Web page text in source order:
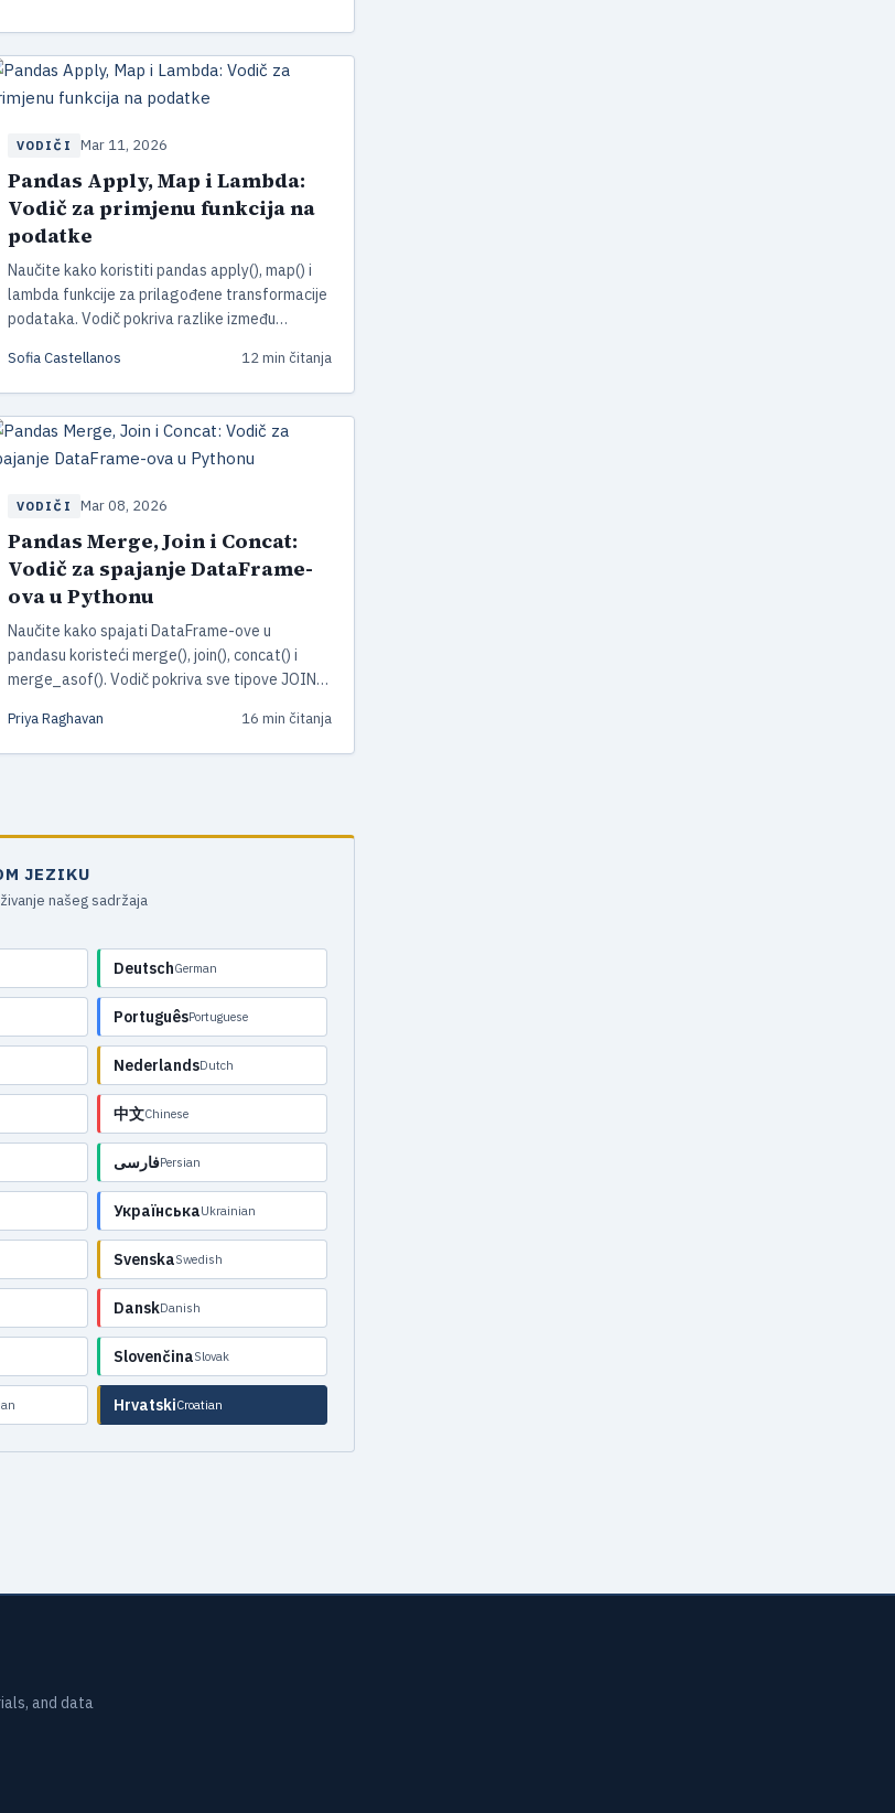
VODIČI Mar 11, 2026
Pandas Apply, Map i Lambda:
Vodič za primjenu funkcija na
podatke
Naučite kako koristiti pandas apply(), map() i
lambda funkcije za prilagođene transformacije
podataka. Vodič pokriva razlike između
pipe() ulančavanje — ažurirano za pandas 3.x.
Sofia Castellanos 12 min čitanja
VODIČI Mar 08, 2026
Pandas Merge, Join i Concat:
Vodič za spajanje DataFrame-
ova u Pythonu
Naučite kako spajati DataFrame-ove u
pandasu koristeći merge(), join(), concat() i
merge_asof(). Vodič pokriva sve tipove JOIN-
praktične savjete za optimizaciju.
Priya Raghavan 16 min čitanja
JEZIKU
našeg sadržaja
DeutschGerman
PortuguêsPortuguese
NederlandsDutch
中文Chinese
فارسیPersian
УкраїнськаUkrainian
SvenskaSwedish
DanskDanish
SlovenčinaSlovak
HrvatskiCroatian
and data